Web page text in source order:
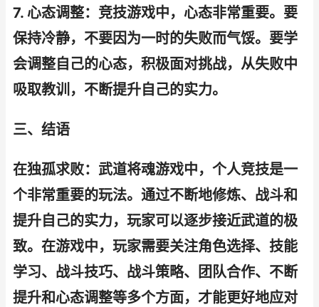
7. 心态调整：竞技游戏中，心态非常重要。要
保持冷静，不要因为一时的失败而气馁。要学
会调整自己的心态，积极面对挑战，从失败中
吸取教训，不断提升自己的实力。
三、结语
在独孤求败：武道将魂游戏中，个人竞技是一
个非常重要的玩法。通过不断地修炼、战斗和
提升自己的实力，玩家可以逐步接近武道的极
致。在游戏中，玩家需要关注角色选择、技能
学习、战斗技巧、战斗策略、团队合作、不断
提升和心态调整等多个方面，才能更好地应对